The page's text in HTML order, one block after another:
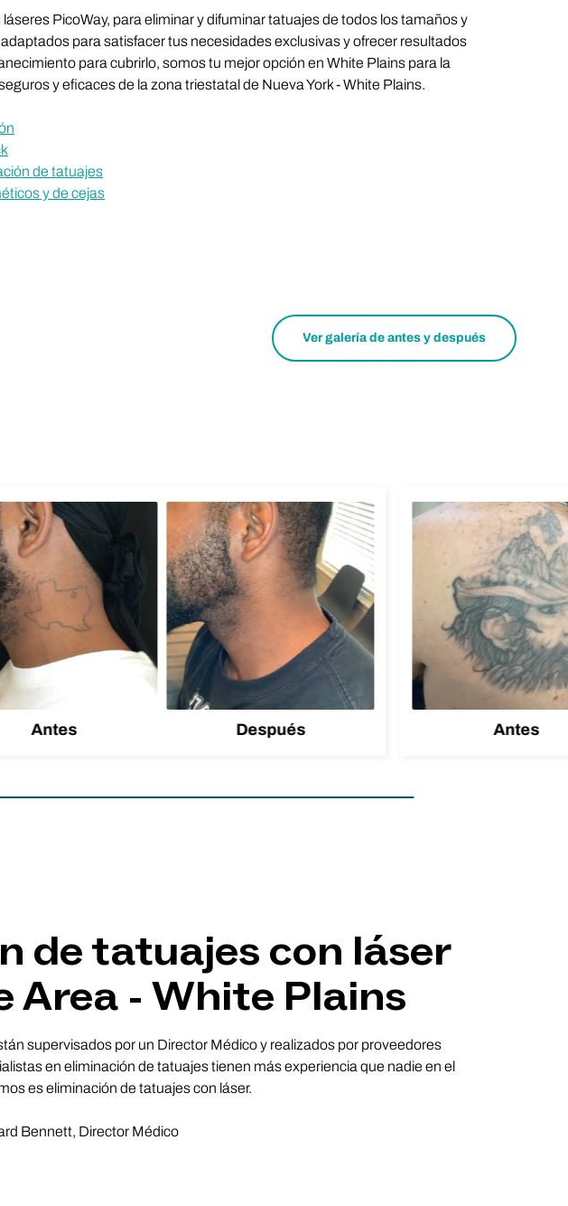
PicoWay, para eliminar y difuminar tatuajes de todos los tamaños y
para satisfacer tus necesidades exclusivas y ofrecer resultados
para cubrirlo, somos tu mejor opción en White Plains para la
y eficaces de la zona triestatal de Nueva York - White Plains.
de tatuajes
y de cejas
Ver galería de antes y después
Antes Después Antes
de tatuajes con láser
Area - White Plains
supervisados por un Director Médico y realizados por proveedores
en eliminación de tatuajes tienen más experiencia que nadie en el
es eliminación de tatuajes con láser.
Bennett, Director Médico